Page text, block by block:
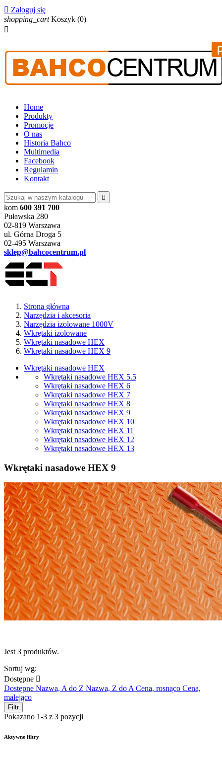
 Zaloguj się
shopping_cart Koszyk (0)

Home
Produkty
Promocje
O nas
Historia Bahco
Multimedia
Facebook
Regulamin
Kontakt

kom 600 391 700
Puławska 280
02-819 Warszawa
ul. Górna Droga 5
02-495 Warszawa
sklep@bahcocentrum.pl
Strona główna
Narzędzia i akcesoria
Narzędzia izolowane 1000V
Wkrętaki izolowane
Wkrętaki nasadowe HEX
Wkrętaki nasadowe HEX 9
Wkrętaki nasadowe HEX
Wkrętaki nasadowe HEX 5.5
Wkrętaki nasadowe HEX 6
Wkrętaki nasadowe HEX 7
Wkrętaki nasadowe HEX 8
Wkrętaki nasadowe HEX 9
Wkrętaki nasadowe HEX 10
Wkrętaki nasadowe HEX 11
Wkrętaki nasadowe HEX 12
Wkrętaki nasadowe HEX 13
Wkrętaki nasadowe HEX 9
Jest 3 produktów.
Sortuj wg:
Dostępne 
Dostępne Nazwa, A do Z Nazwa, Z do ACena, rosnąco Cena,
malejąco
Filtr
Pokazano 1-3 z 3 pozycji
Aktywne filtry